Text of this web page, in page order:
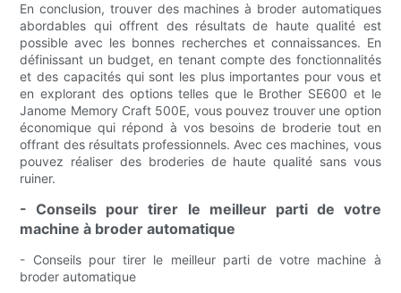
En conclusion, trouver des machines à broder automatiques
abordables qui offrent des résultats de haute qualité est
possible avec les bonnes recherches et connaissances. En
définissant un budget, en tenant compte des fonctionnalités
et des capacités qui sont les plus importantes pour vous et
en explorant des options telles que le Brother SE600 et le
Janome Memory Craft 500E, vous pouvez trouver une option
économique qui répond à vos besoins de broderie tout en
offrant des résultats professionnels. Avec ces machines, vous
pouvez réaliser des broderies de haute qualité sans vous
ruiner.
- Conseils pour tirer le meilleur parti de votre
machine à broder automatique
- Conseils pour tirer le meilleur parti de votre machine à
broder automatique